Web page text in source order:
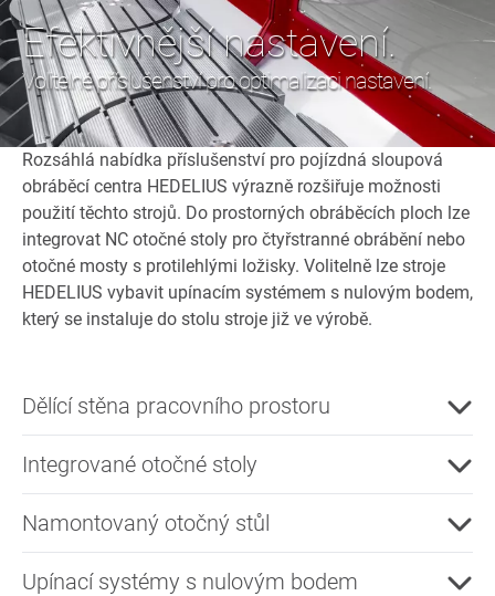
Efektivnější nastavení.
Volitelné příslušenství pro optimalizaci nastavení.
Rozsáhlá nabídka příslušenství pro pojízdná sloupová
obráběcí centra HEDELIUS výrazně rozšiřuje možnosti
použití těchto strojů. Do prostorných obráběcích ploch lze
integrovat NC otočné stoly pro čtyřstranné obrábění nebo
otočné mosty s protilehlými ložisky. Volitelně lze stroje
HEDELIUS vybavit upínacím systémem s nulovým bodem,
který se instaluje do stolu stroje již ve výrobě.
Dělící stěna pracovního prostoru
Integrované otočné stoly
Namontovaný otočný stůl
Upínací systémy s nulovým bodem